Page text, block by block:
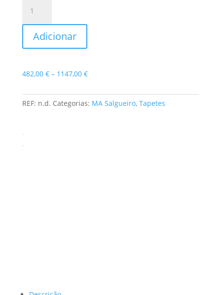
Tapete
Bulgari
Adicionar
482,00 € – 1147,00 €Price
482,00 €
through
REF: n.d. Categorias: MA Salgueiro, Tapetes